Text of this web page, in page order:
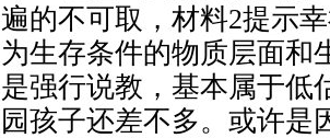
遍的不可取，材料2提示
为生存条件的物质层面和
是强行说教，基本属于低
园孩子还差不多。或许是